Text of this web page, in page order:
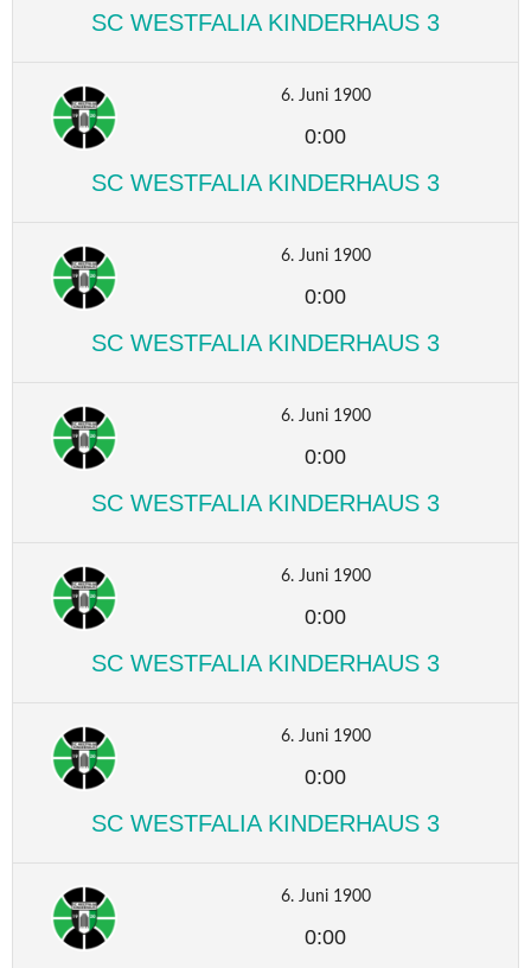
SC WESTFALIA KINDERHAUS 3
6. Juni 1900
0:00
SC WESTFALIA KINDERHAUS 3
6. Juni 1900
0:00
SC WESTFALIA KINDERHAUS 3
6. Juni 1900
0:00
SC WESTFALIA KINDERHAUS 3
6. Juni 1900
0:00
SC WESTFALIA KINDERHAUS 3
6. Juni 1900
0:00
SC WESTFALIA KINDERHAUS 3
6. Juni 1900
0:00